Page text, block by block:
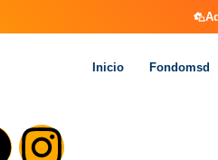
Inicio Fondomsd